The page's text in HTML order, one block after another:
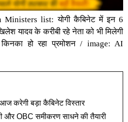
Ministers list: योगी कैबिनेट में इन 6
यादव के करीबी रहे नेता को भी मिलेगी
हो रहा प्रमोशन / image: AI
करेगी बड़ा कैबिनेट विस्तार
और OBC समीकरण साधने की तैयारी